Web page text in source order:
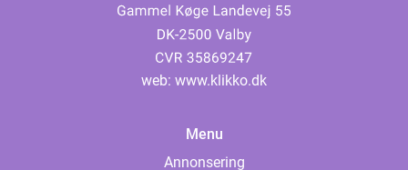
web: www.klikko.dk
Menu
Annonsering